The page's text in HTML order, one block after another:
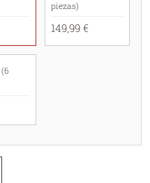
piezas)
149,99 €
(6